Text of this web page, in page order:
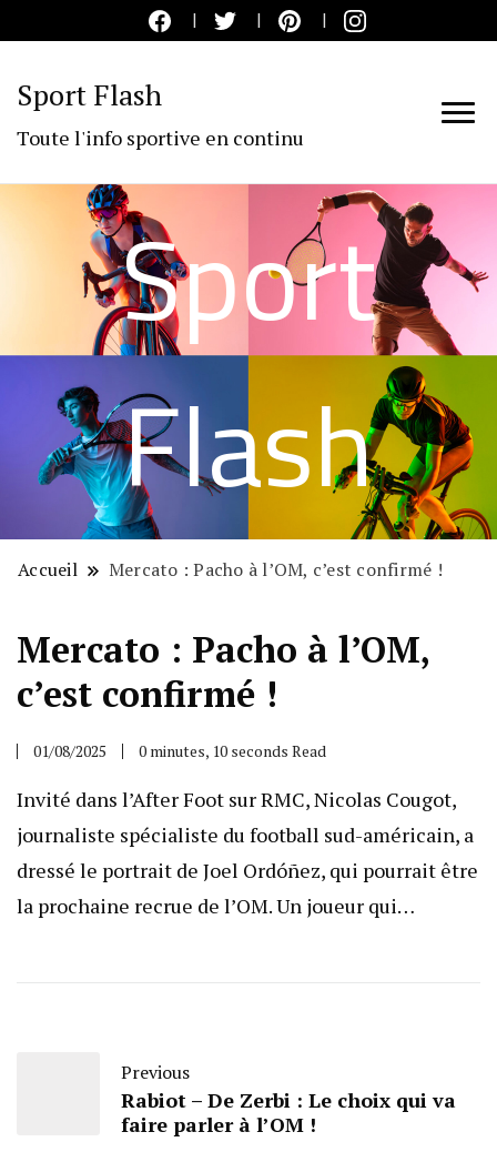
Sport Flash
Toute l'info sportive en continu
Sport
Flash
Accueil Mercato : Pacho à l’OM, c’est confirmé !
Mercato : Pacho à l’OM,
c’est confirmé !
01/08/2025 0 minutes, 10 seconds Read
Invité dans l’After Foot sur RMC, Nicolas Cougot,
journaliste spécialiste du football sud-américain, a
dressé le portrait de Joel Ordóñez, qui pourrait être
la prochaine recrue de l’OM. Un joueur qui…
Previous
Rabiot – De Zerbi : Le choix qui va
faire parler à l’OM !